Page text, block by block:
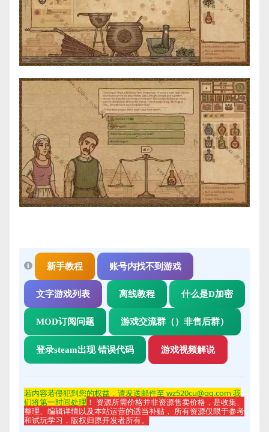
新手教程 账号内找不到游戏
文字游戏列表 离线教程 什么是D加密
MOD订阅问题 游戏交流群（）非售后群）
登录steam出现 错误代码 游戏视频解说
若内容若侵犯到您的权益，请发送邮件至 wz520cu@qq.com 我
们将第一时间处理 ！ 资源所需价格并非资源售卖价格，是收集、
整理、编辑详情以及本站运营的适当补贴， 所有资源仅限于参考
和试玩学习，版权归原开发者所有。